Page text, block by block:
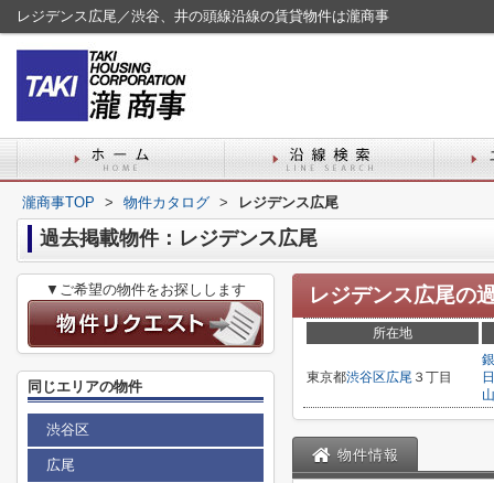
レジデンス広尾／渋谷、井の頭線沿線の賃貸物件は瀧商事
瀧商事TOP > 物件カタログ > レジデンス広尾
過去掲載物件：レジデンス広尾
レジデンス広尾の
所在地
東京都渋谷区広尾 ３丁目
物件情報
▼ご希望の物件をお探しします
同じエリアの物件
渋谷区
広尾